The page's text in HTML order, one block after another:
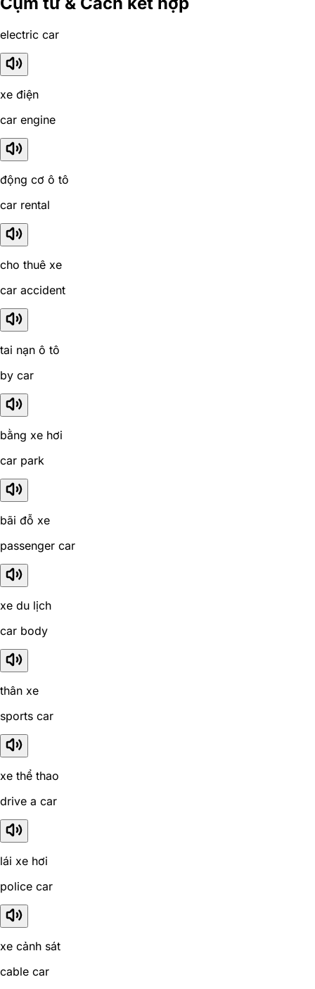
electric car
xe điện
car engine
động cơ ô tô
car rental
cho thuê xe
car accident
tai nạn ô tô
by car
bằng xe hơi
car park
bãi đỗ xe
passenger car
xe du lịch
car body
thân xe
sports car
xe thể thao
drive a car
lái xe hơi
police car
xe cảnh sát
cable car